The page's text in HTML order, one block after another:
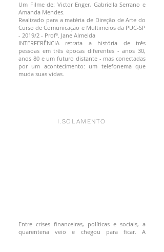
Um Filme de: Victor Enger, Gabriella Serrano e
Amanda Mendes.
Realizado para a matéria de Direção de Arte do
Curso de Comunicação e Multimeios da PUC-SP
- 2019/2 - Profª. Jane Almeida
INTERFERÊNCIA retrata a história de três
pessoas em três épocas diferentes - anos 30,
anos 80 e um futuro distante - mas conectadas
por um acontecimento: um telefonema que
muda suas vidas.
I.SOLAMENTO
Entre crises financeiras, políticas e sociais, a
quarentena veio e chegou para ficar. A